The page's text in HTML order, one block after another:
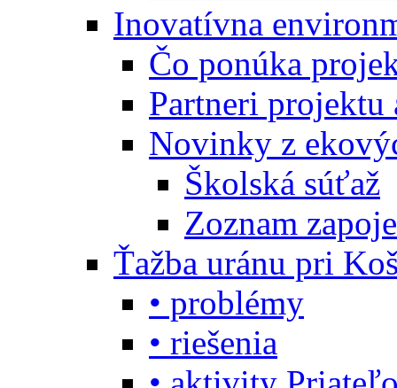
Inovatívna
Čo ponúka
Partneri projektu
Novinky z
Školská súťaž
Zoznam
Ťažba uránu pri
• problémy
• riešenia